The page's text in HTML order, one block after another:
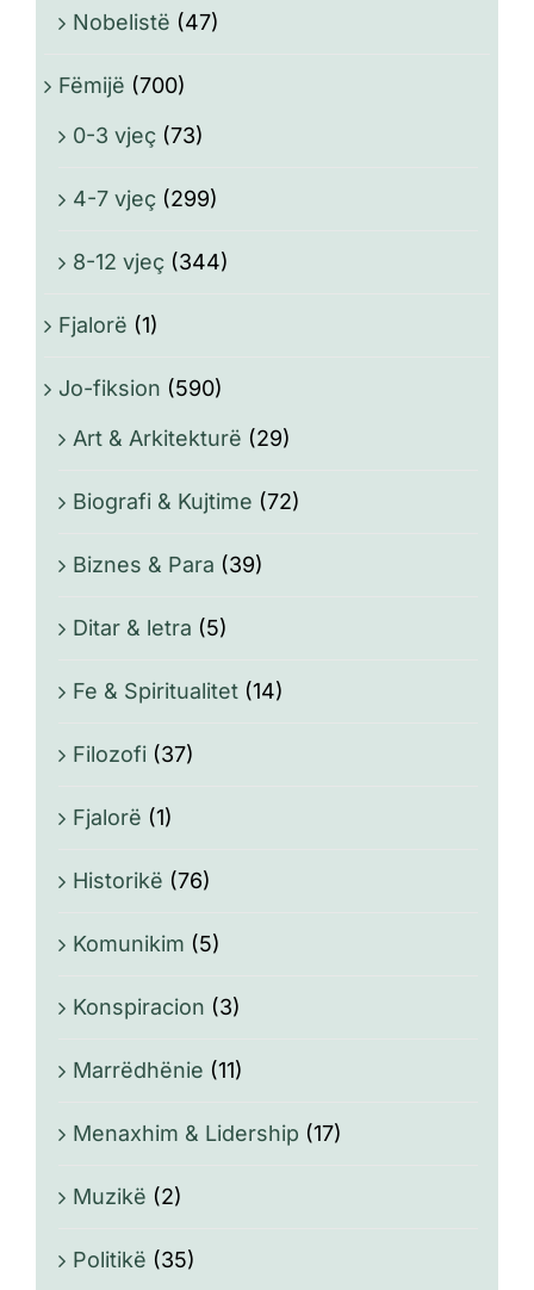
Nobelistë (47)
Fëmijë (700)
0-3 vjeç (73)
4-7 vjeç (299)
8-12 vjeç (344)
Fjalorë (1)
Jo-fiksion (590)
Art & Arkitekturë (29)
Biografi & Kujtime (72)
Biznes & Para (39)
Ditar & letra (5)
Fe & Spiritualitet (14)
Filozofi (37)
Fjalorë (1)
Historikë (76)
Komunikim (5)
Konspiracion (3)
Marrëdhënie (11)
Menaxhim & Lidership (17)
Muzikë (2)
Politikë (35)